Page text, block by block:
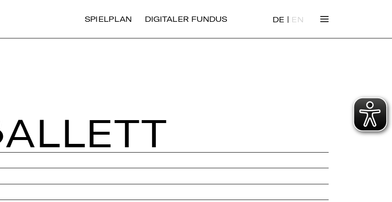
SPIELPLAN DIGITALER FUNDUS DE | EN